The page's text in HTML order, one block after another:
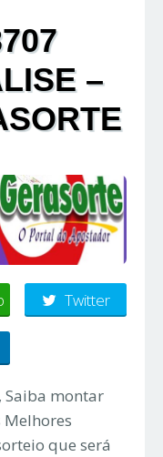
–
Twitter
Saiba montar
Melhores
que será